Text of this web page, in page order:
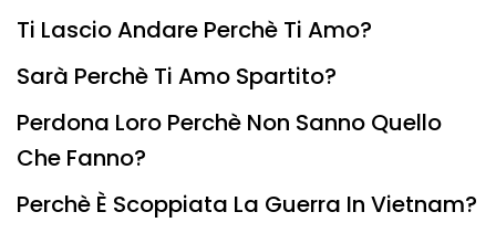
Ti Lascio Andare Perchè Ti Amo?
Sarà Perchè Ti Amo Spartito?
Perdona Loro Perchè Non Sanno Quello
Che Fanno?
Perchè È Scoppiata La Guerra In Vietnam?